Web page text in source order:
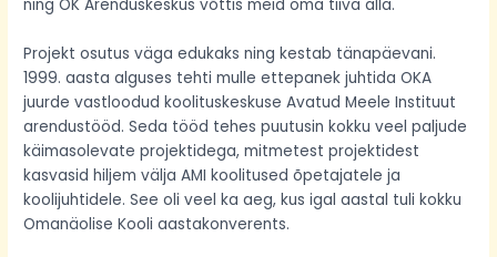
ning OK Arenduskeskus võttis meid oma tiiva alla.
Projekt osutus väga edukaks ning kestab tänapäevani.
1999. aasta alguses tehti mulle ettepanek juhtida OKA
juurde vastloodud koolituskeskuse Avatud Meele Instituut
arendustööd. Seda tööd tehes puutusin kokku veel paljude
käimasolevate projektidega, mitmetest projektidest
kasvasid hiljem välja AMI koolitused õpetajatele ja
koolijuhtidele. See oli veel ka aeg, kus igal aastal tuli kokku
Omanäolise Kooli aastakonverents.